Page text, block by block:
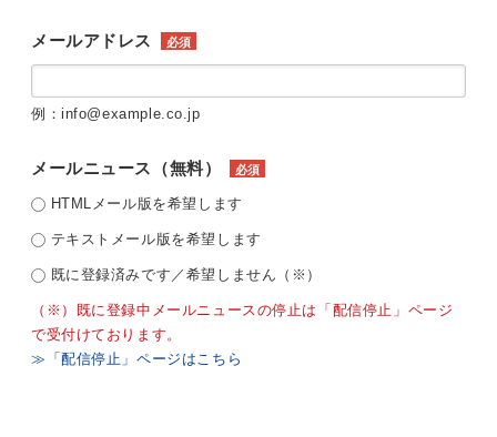
メールアドレス 必須
例：info@example.co.jp
メールニュース（無料） 必須
HTMLメール版を希望します
テキストメール版を希望します
既に登録済みです／希望しません（※）
（※）既に登録中メールニュースの停止は「配信停止」ページ
で受付けております。
≫「配信停止」ページはこちら